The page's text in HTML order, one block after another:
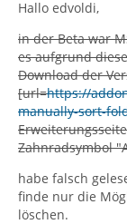
Hallo edvoldi,
in der Beta war
es aufgrund
Download der
[url=https://
manually-sort-
Zahnradsymbol
habe falsch
finde nur die
löschen.